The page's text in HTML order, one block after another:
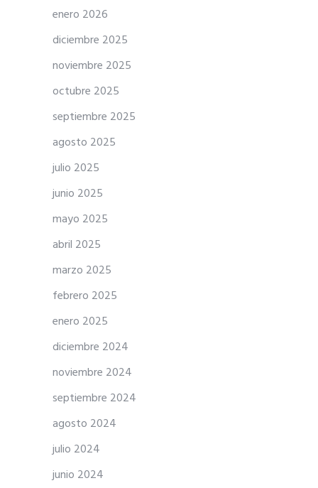
enero 2026
diciembre 2025
noviembre 2025
octubre 2025
septiembre 2025
agosto 2025
julio 2025
junio 2025
mayo 2025
abril 2025
marzo 2025
febrero 2025
enero 2025
diciembre 2024
noviembre 2024
septiembre 2024
agosto 2024
julio 2024
junio 2024